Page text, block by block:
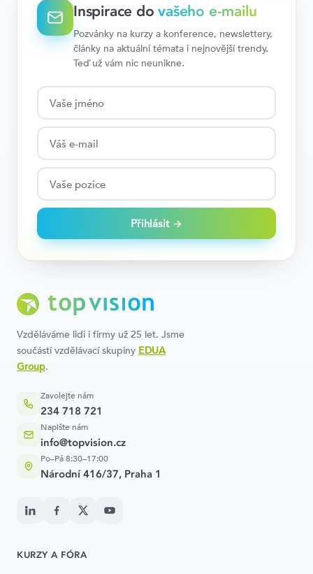
Inspirace dovašeho e-mailu
Pozvánky na kurzy a konference, newslettery,
články na aktuální témata i nejnovější trendy.
Teď už vám nic neunikne.
Přihlásit →
Vzděláváme lidi i firmy už 25 let. Jsme
součástí vzdělávací skupiny EDUA
Group.
Zavolejte nám
234 718 721
Napište nám
info@topvision.cz
Po–Pá 8:30–17:00
Národní 416/37, Praha 1
KURZY A FÓRA